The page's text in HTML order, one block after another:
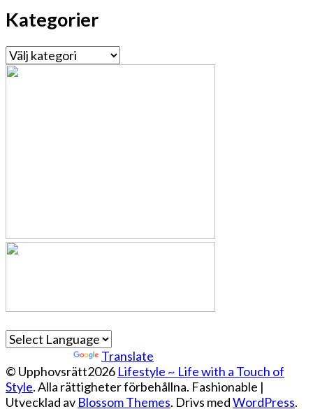
Kategorier
Kategorier
Translate
© Upphovsrätt2026 Lifestyle ~ Life with a Touch of
Style. Alla rättigheter förbehållna. Fashionable |
Utvecklad av Blossom Themes. Drivs medWordPress.